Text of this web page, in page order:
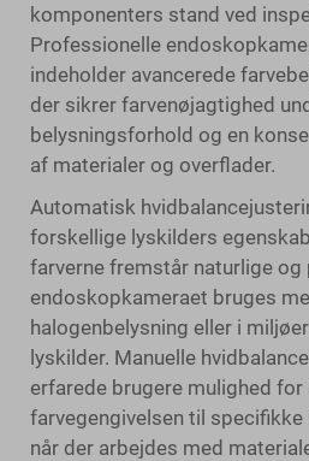
komponenters stand ved
Professionelle
indeholder avancerede
der sikrer farvenøjagtighed
belysningsforhold og en
af materialer og overflader.
Automatisk
forskellige lyskilders
farverne fremstår naturlige
endoskopkameraet bruges
halogenbelysning eller i
lyskilder. Manuelle
erfarede brugere mulighed
farvegengivelsen til
når der arbejdes med